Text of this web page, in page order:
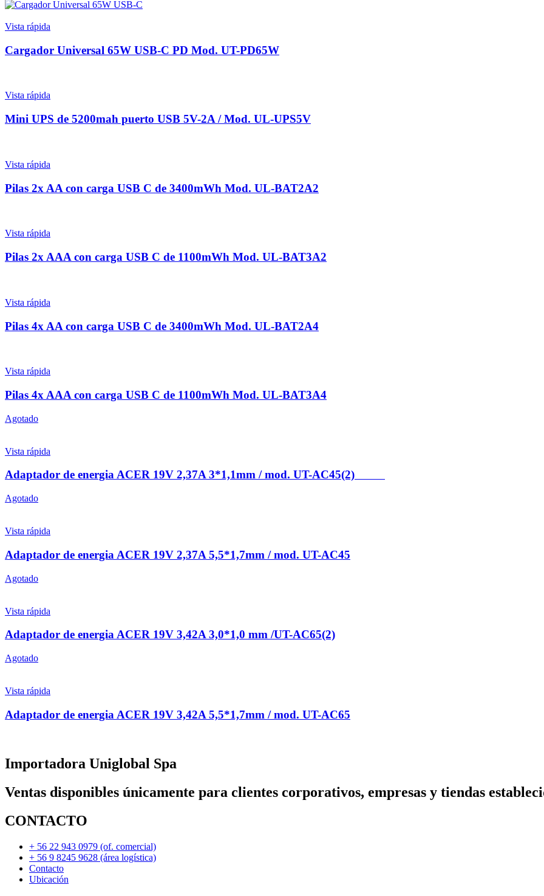
Vista rápida
Cargador Universal 65W USB-C PD Mod. UT-PD65W
Vista rápida
Mini UPS de 5200mah puerto USB 5V-2A / Mod. UL-UPS5V
Vista rápida
Pilas 2x AA con carga USB C de 3400mWh Mod. UL-BAT2A2
Vista rápida
Pilas 2x AAA con carga USB C de 1100mWh Mod. UL-BAT3A2
Vista rápida
Pilas 4x AA con carga USB C de 3400mWh Mod. UL-BAT2A4
Vista rápida
Pilas 4x AAA con carga USB C de 1100mWh Mod. UL-BAT3A4
Agotado
Vista rápida
Adaptador de energia ACER 19V 2,37A 3*1,1mm / mod. UT-AC45(2)
Agotado
Vista rápida
Adaptador de energia ACER 19V 2,37A 5,5*1,7mm / mod. UT-AC45
Agotado
Vista rápida
Adaptador de energia ACER 19V 3,42A 3,0*1,0 mm /UT-AC65(2)
Agotado
Vista rápida
Adaptador de energia ACER 19V 3,42A 5,5*1,7mm / mod. UT-AC65
Importadora Uniglobal Spa
Ventas disponibles únicamente para clientes corporativos, empresas y tiendas
CONTACTO
+ 56 22 943 0979 (of. comercial)
+ 56 9 8245 9628 (área logística)
Contacto
Ubicación